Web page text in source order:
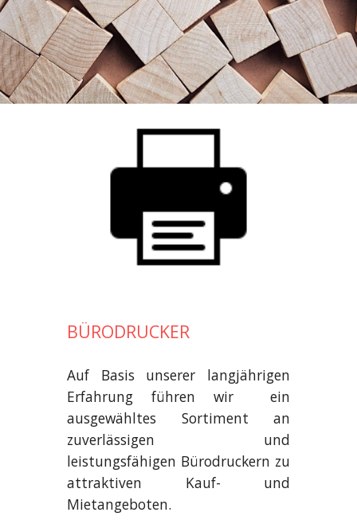
BÜRODRUCKER
Auf Basis unserer langjährigen
Erfahrung führen wir ein
ausgewähltes Sortiment an
zuverlässigen und
leistungsfähigen Bürodruckern zu
attraktiven Kauf- und
Mietangeboten.